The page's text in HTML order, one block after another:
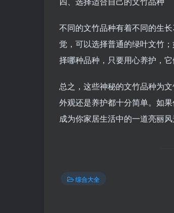
不同的文竹品种有着不同的生
觉，可以选择普通的绿叶文竹
择哪种品种，只要用心养护，
总之，这些神秘的文竹品种为
外观还是养护都十分简单。如
成为你家居生活中的一道亮丽风
综合大全